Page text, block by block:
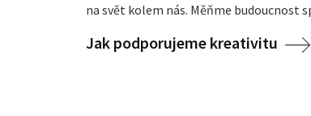
na svět kolem nás. Měňme budoucnost
Jak podporujeme kreativitu